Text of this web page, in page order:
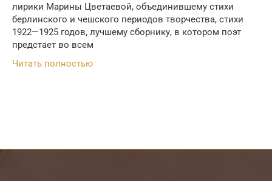
лирики Марины Цветаевой, объединившему стихи
берлинского и чешского периодов творчества, стихи
1922—1925 годов, лучшему сборнику, в котором поэт
предстает во всем
Читать полностью